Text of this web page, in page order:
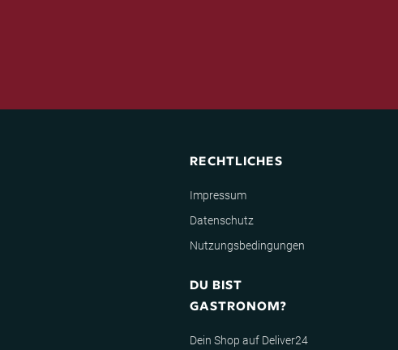
RECHTLICHES
Impressum
Datenschutz
Nutzungsbedingungen
DU BIST
GASTRONOM?
Dein Shop auf Deliver24